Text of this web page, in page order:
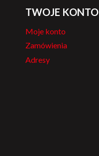
TWOJE KONTO
Moje konto
Zamówienia
Adresy